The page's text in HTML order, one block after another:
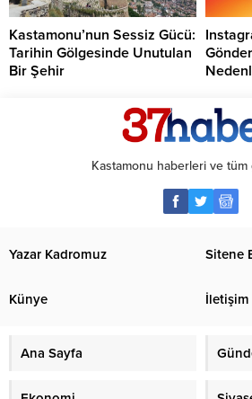
Kastamonu’nun Sessiz Gücü:
Tarihin Gölgesinde Unutulan
Bir Şehir
Kastamonu haberleri ve tüm
Yazar Kadromuz Sitene
Künye İletişim
Ana Sayfa